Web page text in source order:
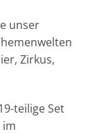
unser
Zirkus,
teilige Set
im